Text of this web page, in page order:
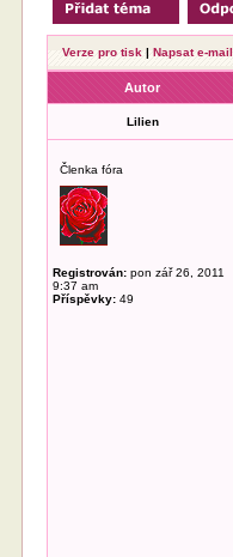
Verze pro tisk |Napsat e-mail
Autor
Lilien
Členka fóra
Registrován: pon zář 26, 2011
9:37 am
Příspěvky: 49